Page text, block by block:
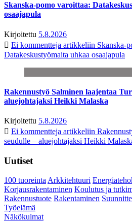
Skanska-pomo varoittaa:
osaajapula
Kirjoitettu 5.8.2026
Ei kommentteja artikkeliin Skanska-
Datakeskustyömaita uhkaa osaajapula
Rakennustyö Salminen laajentaa
aluejohtajaksi Heikki Malaska
Kirjoitettu 5.8.2026
Ei kommentteja artikkeliin
seudulle – aluejohtajaksi Heikki
Uutiset
100 tuoreintaArkkitehtuuri
Korjausrakentaminen Koulutus ja
Rakennustuote Rakentaminen
Työelämä
Näkökulmat